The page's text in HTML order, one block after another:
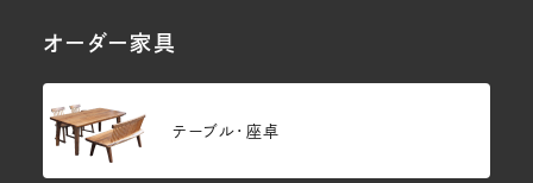
オーダー家具
テーブル・座卓